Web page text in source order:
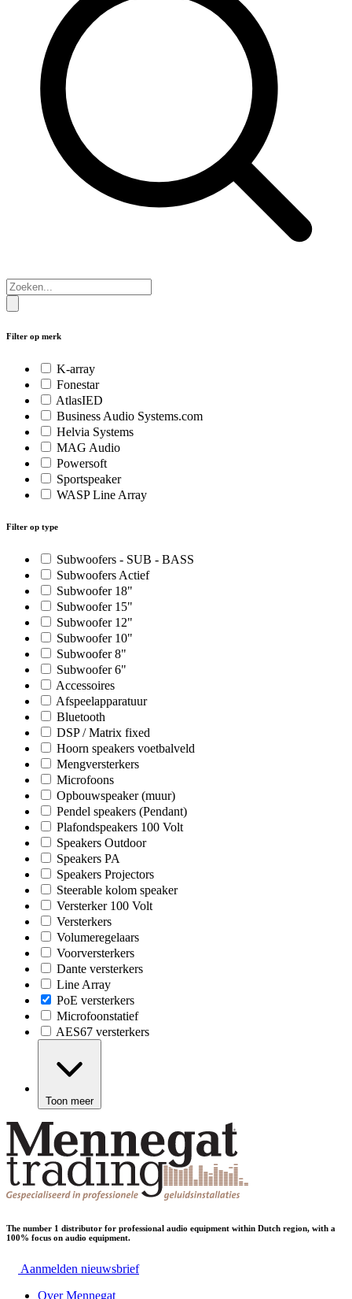
Filter op merk
K-array
Fonestar
AtlasIED
Business Audio Systems.com
Helvia Systems
MAG Audio
Powersoft
Sportspeaker
WASP Line Array
Filter op type
Subwoofers - SUB - BASS
Subwoofers Actief
Subwoofer 18"
Subwoofer 15"
Subwoofer 12"
Subwoofer 10"
Subwoofer 8"
Subwoofer 6"
Accessoires
Afspeelapparatuur
Bluetooth
DSP / Matrix fixed
Hoorn speakers voetbalveld
Mengversterkers
Microfoons
Opbouwspeaker (muur)
Pendel speakers (Pendant)
Plafondspeakers 100 Volt
Speakers Outdoor
Speakers PA
Speakers Projectors
Steerable kolom speaker
Versterker 100 Volt
Versterkers
Volumeregelaars
Voorversterkers
Dante versterkers
Line Array
PoE versterkers
Microfoonstatief
AES67 versterkers
Toon meer
The number 1 distributor for professional audio equipment within Dutch region, with a
100% focus on audio equipment.
Aanmelden nieuwsbrief
Over Mennegat